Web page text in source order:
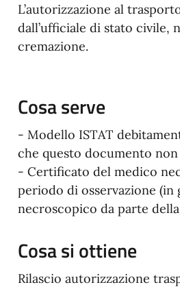
L’autorizzazione al
dall’ufficiale di stato civile,
cremazione.
Cosa serve
- Modello ISTAT
che questo documento
- Certificato del medico
periodo di osservazione (in
necroscopico da parte
Cosa si ottiene
Rilascio autorizzazione